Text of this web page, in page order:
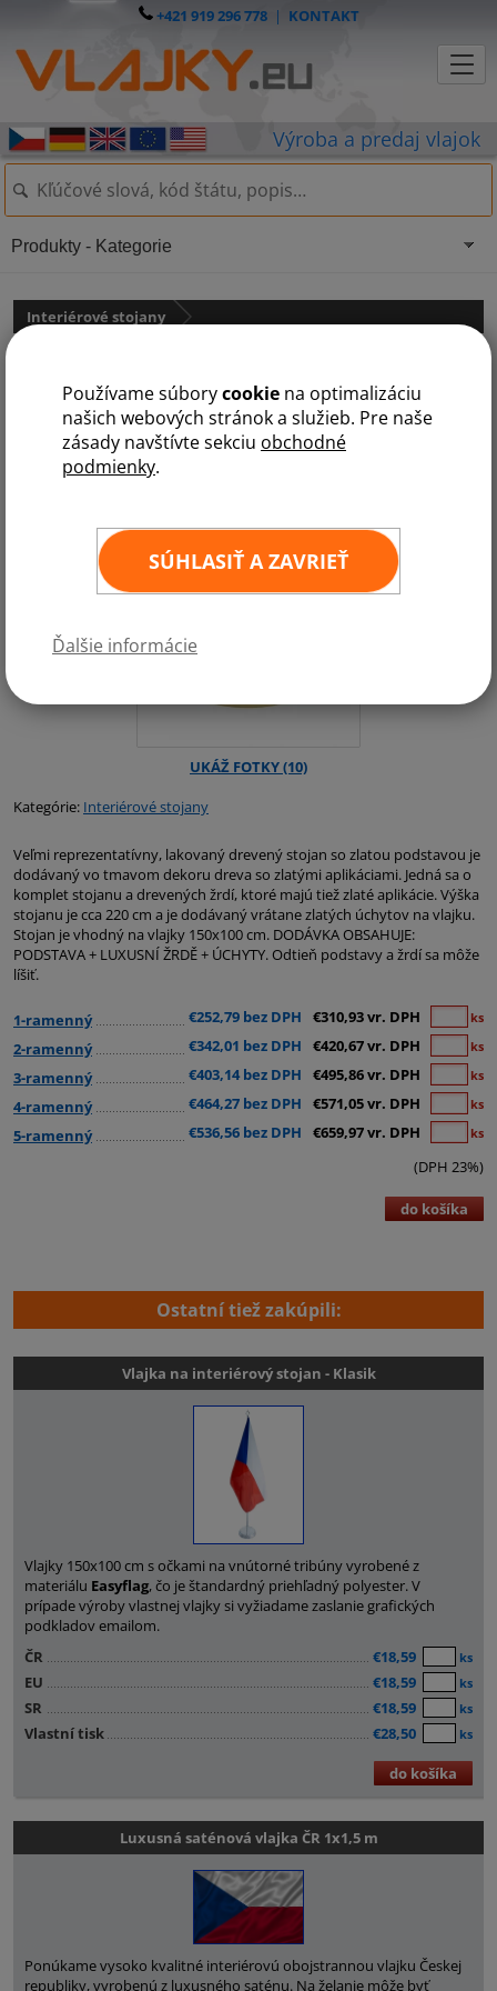
Používame súborycookie na optimalizáciu
našich webových stránok a služieb. Pre naše
zásady navštívte sekciu obchodné
podmienky.
SÚHLASIŤ A ZAVRIEŤ
Ďalšie informácie
+421 919 296 778| KONTAKT
Interiérové stojany
zlatou podstavou
Kategórie: Interiérové stojany
Veľmi reprezentatívny, lakovaný drevený stojan so zlatou podstavou je
dodávaný vo tmavom dekoru dreva so zlatými aplikáciami. Jedná sa o
komplet stojanu a drevených žrdí, ktoré majú tiež zlaté aplikácie. Výška
stojanu je cca 220 cm a je dodávaný vrátane zlatých úchytov na vlajku.
Stojan je vhodný na vlajky 150x100 cm. DODÁVKA OBSAHUJE:
PODSTAVA + LUXUSNÍ ŽRDĚ + ÚCHYTY. Odtieň podstavy a žrdí sa môže
líšiť.
1-ramenný €252,79 bez DPH €310,93 vr. DPH ks
2-ramenný €342,01 bez DPH €420,67 vr. DPH ks
3-ramenný €403,14 bez DPH €495,86 vr. DPH ks
4-ramenný €464,27 bez DPH €571,05 vr. DPH ks
5-ramenný €536,56 bez DPH €659,97 vr. DPH ks
(DPH 23%)
do košíka
Ostatní tiež zakúpili:
Vlajka na interiérový stojan - Klasik
Vlajky 150x100 cm s očkami na vnútorné tribúny vyrobené z
materiálu Easyflag, čo je štandardný priehľadný polyester. V
prípade výroby vlastnej vlajky si vyžiadame zaslanie grafických
podkladov emailom.
ČR
€18,59 ks
EU €18,59 ks
SR €18,59 ks
Vlastní tisk €28,50 ks
do košíka
Luxusná saténová vlajka ČR 1x1,5 m
Ponúkame vysoko kvalitné interiérovú obojstrannou vlajku Českej
republiky, vyrobenú z luxusného saténu. Na želanie môže byť
Produkty - Kategorie